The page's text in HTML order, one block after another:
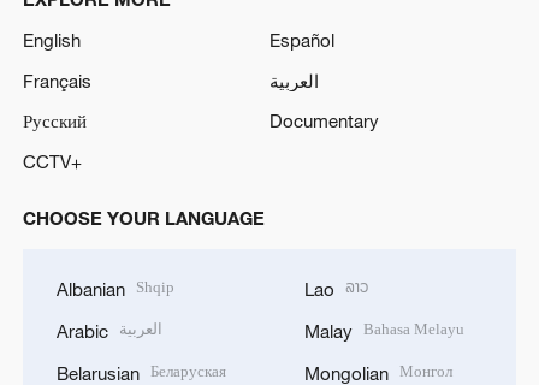
English
Español
Français
العربية
Русский
Documentary
CCTV+
CHOOSE YOUR LANGUAGE
Albanian Shqip
Arabic العربية
Belarusian Беларуская
Lao ລາວ
Malay Bahasa Melayu
Mongolian Монгол